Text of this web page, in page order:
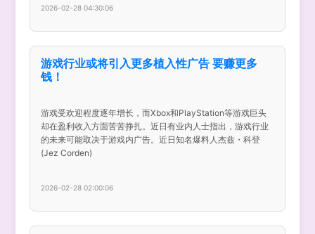
2026-02-28 04:30:06
游戏行业或将引入更多植入性广告 要赚更多
钱！
游戏受欢迎程度逐年增长，而Xbox和PlayStation等游戏巨头
却在盈利收入方面苦苦挣扎。近日有业内人士指出，游戏行业
的未来可能取决于游戏内广告。近日知名爆料人杰兹・科登
(Jez Corden)
2026-02-28 02:00:06